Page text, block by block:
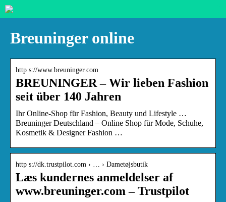
Breuninger online
http s://www.breuninger.com
BREUNINGER – Wir lieben Fashion
seit über 140 Jahren
Ihr Online-Shop für Fashion, Beauty und Lifestyle …
Breuninger Deutschland – Online Shop für Mode, Schuhe,
Kosmetik & Designer Fashion …
http s://dk.trustpilot.com › … › Dametøjsbutik
Læs kundernes anmeldelser af
www.breuninger.com – Trustpilot